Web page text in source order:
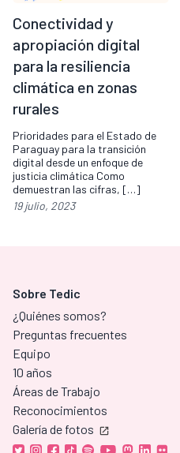
Conectividad y
apropiación digital
para la resiliencia
climática en zonas
rurales
Prioridades para el Estado de
Paraguay para la transición
digital desde un enfoque de
justicia climática Como
demuestran las cifras, […]
19 julio, 2023
Sobre Tedic
¿Quiénes somos?
Preguntas frecuentes
Equipo
10 años
Áreas de Trabajo
Reconocimientos
Galería de fotos